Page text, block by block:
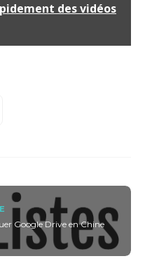
des vidéos
Google Drive en Chine